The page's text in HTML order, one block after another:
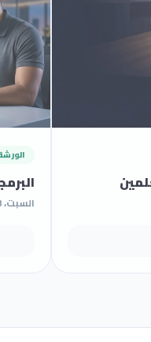
السبت، 18 أبريل 2026